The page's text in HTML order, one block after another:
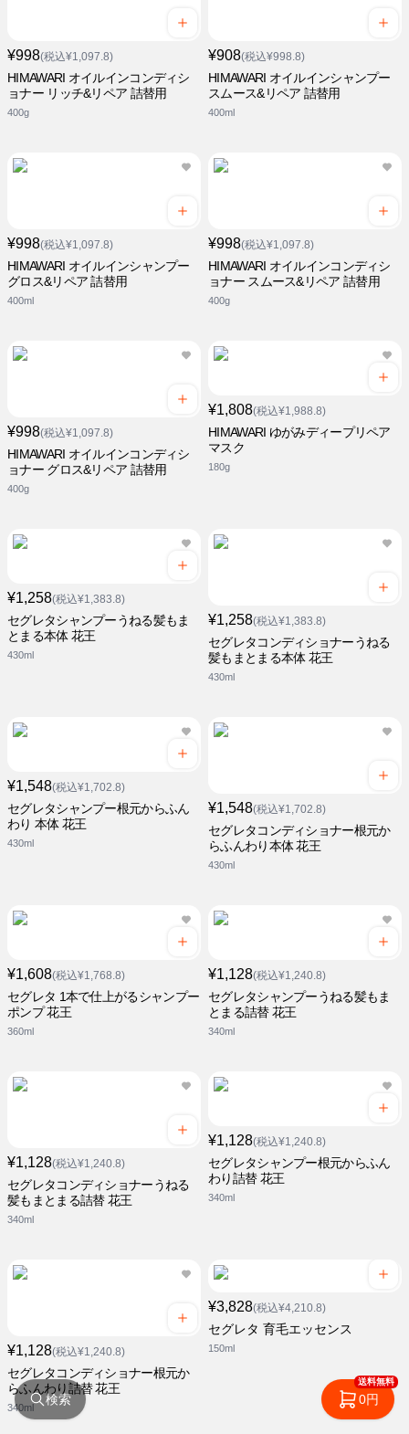
¥998(税込¥1,097.8)
HIMAWARI オイルインコンディシ
ョナー リッチ&リペア 詰替用
400g
¥908(税込¥998.8)
HIMAWARI オイルインシャンプー
スムース&リペア 詰替用
400ml
¥998(税込¥1,097.8)
HIMAWARI オイルインシャンプー
グロス&リペア 詰替用
400ml
¥998(税込¥1,097.8)
HIMAWARI オイルインコンディシ
ョナー スムース&リペア 詰替用
400g
¥998(税込¥1,097.8)
HIMAWARI オイルインコンディシ
ョナー グロス&リペア 詰替用
400g
¥1,808(税込¥1,988.8)
HIMAWARI ゆがみディープリペア
マスク
180g
¥1,258(税込¥1,383.8)
セグレタシャンプーうねる髪もま
とまる本体 花王
430ml
¥1,258(税込¥1,383.8)
セグレタコンディショナーうねる
髪もまとまる本体 花王
430ml
¥1,548(税込¥1,702.8)
セグレタシャンプー根元からふん
わり 本体 花王
430ml
¥1,548(税込¥1,702.8)
セグレタコンディショナー根元か
らふんわり本体 花王
430ml
¥1,608(税込¥1,768.8)
セグレタ 1本で仕上がるシャンプー
ポンプ 花王
360ml
¥1,128(税込¥1,240.8)
セグレタシャンプーうねる髪もま
とまる詰替 花王
340ml
¥1,128(税込¥1,240.8)
セグレタコンディショナーうねる
髪もまとまる詰替 花王
340ml
¥1,128(税込¥1,240.8)
セグレタシャンプー根元からふん
わり詰替 花王
340ml
¥1,128(税込¥1,240.8)
セグレタコンディショナー根元か
らふんわり詰替 花王
340ml
¥3,828(税込¥4,210.8)
セグレタ 育毛エッセンス
150ml
検索
送料無料
0円